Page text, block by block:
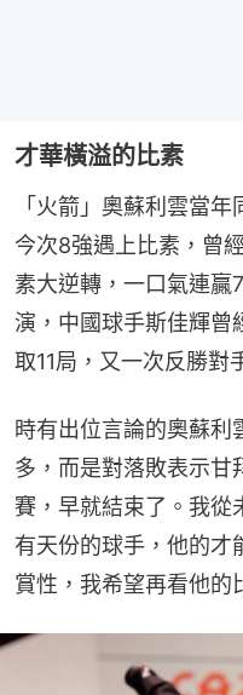
才華橫溢的比素
「火箭」奧蘇利雲當
今次8強遇上比素，曾
素大逆轉，一口氣連贏
演，中國球手斯佳輝曾
取11局，又一次反勝對
時有出位言論的奧蘇利
多，而是對落敗表示甘
賽，早就結束了。我從
有天份的球手，他的才
賞性，我希望再看他的